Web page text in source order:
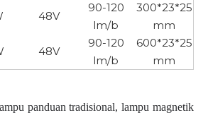
48V
90-120
lm/b
300*23*25
mm
48V
90-120
lm/b
600*23*25
mm
panduan tradisional, lampu magnetik